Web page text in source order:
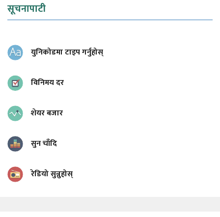
सूचनापाटी
युनिकोडमा टाइप गर्नुहोस्
विनिमय दर
शेयर बजार
सुन चाँदि
रेडियो सुन्नुहोस्